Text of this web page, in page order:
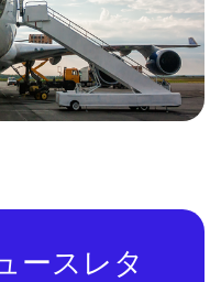
ースレタ